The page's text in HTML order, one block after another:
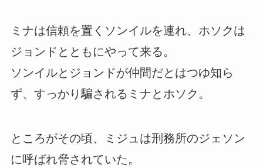
ミナは信頼を置くソンイルを連れ、ホソクは
ジョンドとともにやって来る。
ソンイルとジョンドが仲間だとはつゆ知ら
ず、すっかり騙されるミナとホソク。
ところがその頃、ミジュは刑務所のジェソン
に呼ばれ脅されていた。